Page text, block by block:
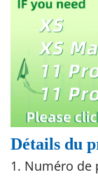
é
r
i
s
e
r
p
o
Détails du
1. Numéro de